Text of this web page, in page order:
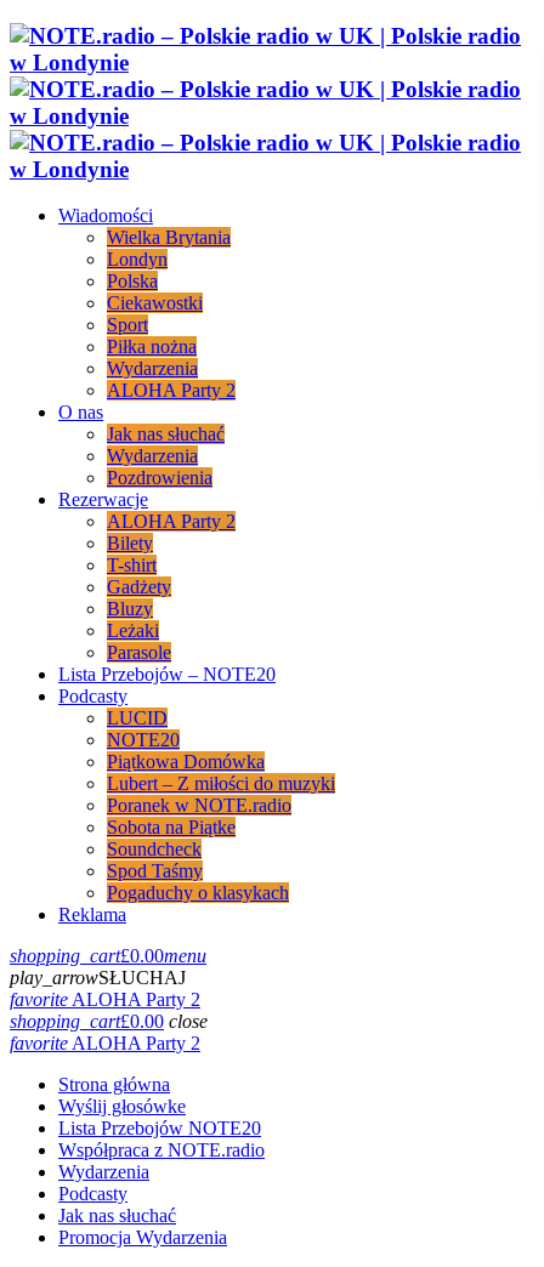
Wiadomości
Wielka Brytania
Londyn
Polska
Ciekawostki
Sport
Piłka nożna
Wydarzenia
ALOHA Party 2
O nas
Jak nas słuchać
Wydarzenia
Pozdrowienia
Rezerwacje
ALOHA Party 2
Bilety
T-shirt
Gadżety
Bluzy
Leżaki
Parasole
Lista Przebojów – NOTE20
Podcasty
LUCID
NOTE20
Piątkowa Domówka
Lubert – Z miłości do muzyki
Poranek w NOTE.radio
Sobota na Piątke
Soundcheck
Spod Taśmy
Pogaduchy o klasykach
Reklama
shopping_cart£0.00menu
play_arrowSŁUCHAJ
favoriteALOHA Party 2
shopping_cart£0.00 close
favoriteALOHA Party 2
Strona główna
Wyślij głosówke
Lista Przebojów NOTE20
Współpraca z NOTE.radio
Wydarzenia
Podcasty
Jak nas słuchać
Promocja Wydarzenia